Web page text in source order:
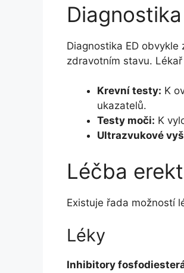
Diagnostika ED
zdravotním stavu.
Krevní testy: K
ukazatelů.
Testy moči: K
Ultrazvukové
Léčba
Existuje řada možností
Léky
Inhibitory